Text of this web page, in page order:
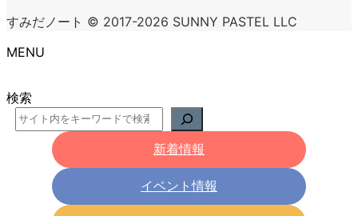
すみだノート © 2017-2026 SUNNY PASTEL LLC
MENU
検索
新着情報
イベント情報